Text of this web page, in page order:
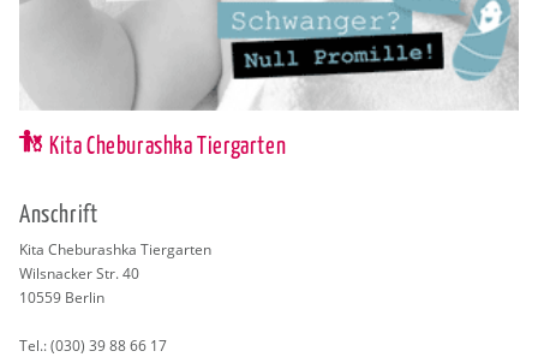
Kita Cheburashka Tiergarten
An­schrift
Kita Che­burash­ka Tier­gar­ten
Wils­na­cker Str. 40
10559 Ber­lin
Tel.:(030) 39 88 66 17